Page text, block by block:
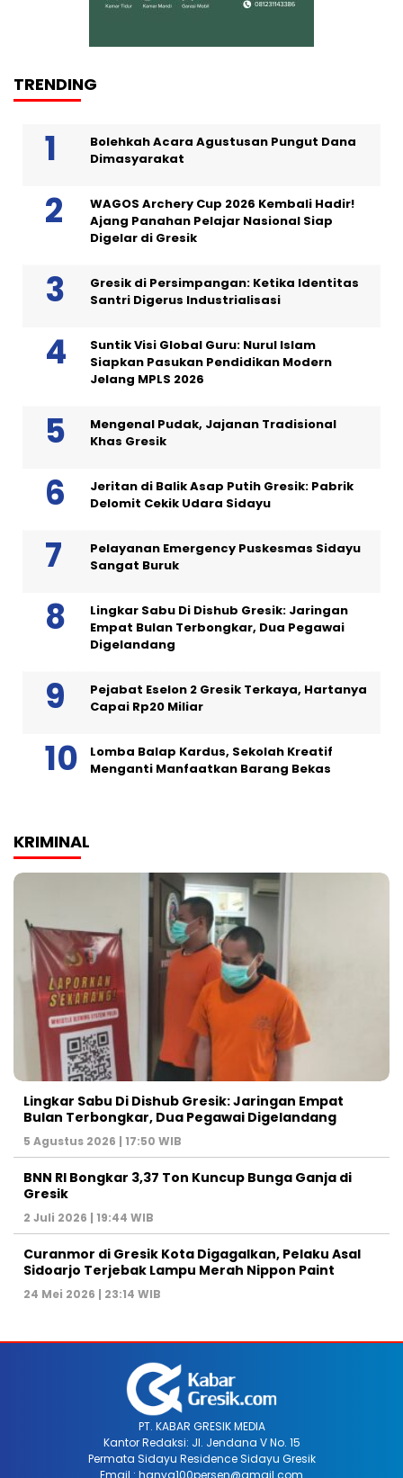
TRENDING
Bolehkah Acara Agustusan Pungut Dana
Dimasyarakat
WAGOS Archery Cup 2026 Kembali Hadir!
Ajang Panahan Pelajar Nasional Siap
Digelar di Gresik
Gresik di Persimpangan: Ketika Identitas
Santri Digerus Industrialisasi
Suntik Visi Global Guru: Nurul Islam
Siapkan Pasukan Pendidikan Modern
Jelang MPLS 2026
Mengenal Pudak, Jajanan Tradisional
Khas Gresik
Jeritan di Balik Asap Putih Gresik: Pabrik
Delomit Cekik Udara Sidayu
Pelayanan Emergency Puskesmas Sidayu
Sangat Buruk
Lingkar Sabu Di Dishub Gresik: Jaringan
Empat Bulan Terbongkar, Dua Pegawai
Digelandang
Pejabat Eselon 2 Gresik Terkaya, Hartanya
Capai Rp20 Miliar
Lomba Balap Kardus, Sekolah Kreatif
Menganti Manfaatkan Barang Bekas
KRIMINAL
Lingkar Sabu Di Dishub Gresik: Jaringan Empat
Bulan Terbongkar, Dua Pegawai Digelandang
5 Agustus 2026 | 17:50 WIB
BNN RI Bongkar 3,37 Ton Kuncup Bunga Ganja di
Gresik
2 Juli 2026 | 19:44 WIB
Curanmor di Gresik Kota Digagalkan, Pelaku Asal
Sidoarjo Terjebak Lampu Merah Nippon Paint
24 Mei 2026 | 23:14 WIB
PT. KABAR GRESIK MEDIA
Kantor Redaksi: Jl. Jendana V No. 15
Permata Sidayu Residence Sidayu Gresik
Email : hanya100persen@gmail.com